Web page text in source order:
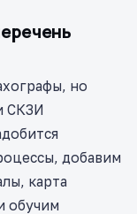
но
СКЗИ
добавим
карта
обучим